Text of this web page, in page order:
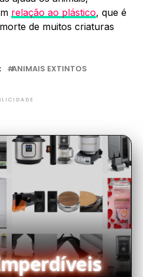
relação ao plástico, que é
de muitos criaturas
ANIMAIS EXTINTOS